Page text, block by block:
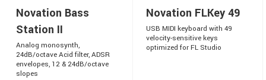
Novation Bass
Station II
Analog monosynth,
24dB/octave Acid filter, ADSR
envelopes, 12 & 24dB/octave
slopes
Novation FLKey 49
USB MIDI keyboard with 49
velocity-sensitive keys
optimized for FL Studio